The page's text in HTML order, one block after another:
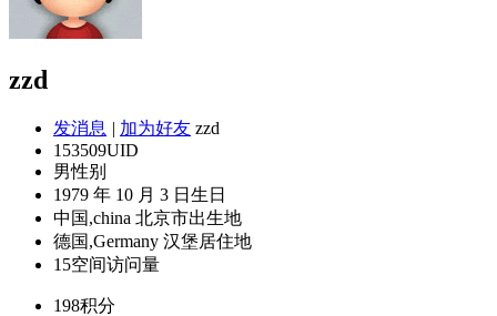
zzd
发消息 | 加为好友 zzd
153509UID
男性别
1979 年 10 月 3 日 生日
中国,china 北京市出生地
德国,Germany 汉堡居住地
15空间访问量
198积分